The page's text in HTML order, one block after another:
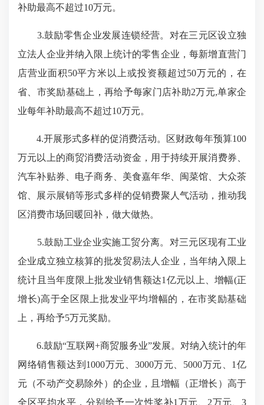
补助最高不超过10万元。
3.鼓励零售企业发展连锁经营。对在三元区设立独
立法人企业并纳入限上统计的零售企业，每新增直营门
店营业面积50平方米以上或投资额超过50万元的，在
省、市奖励基础上，再给予每家门店补助2万元,单家企
业每年补助最高不超过10万元。
4.开展形式多样的促消费活动。区财政每年预算100
万元以上的商贸消费活动资金，用于持续开展消费券、
汽车补贴券、电子商务、美食嘉年华、闽菜馆、大众茶
馆、展示展销等形式多样的促销费聚人气活动，推动我
区消费市场回暖回补，做大做热。
5.鼓励工业企业实施工贸分离。对三元区现有工业
企业成立独立核算的批发贸易法人企业，当年纳入限上
统计且当年度限上批发业销售额达1亿元以上、增幅(正
增长)高于全区限上批发业平均增幅的，在市奖励基础
上，再给予5万元奖励。
6.鼓励“互联网+商贸服务业”发展。对纳入统计的年
网络销售额达到1000万元、3000万元、5000万元、1亿
元（不动产交易除外）的企业，且增幅（正增长）高于
全区平均水平，分别给予一次性奖补1万元、2万元、3